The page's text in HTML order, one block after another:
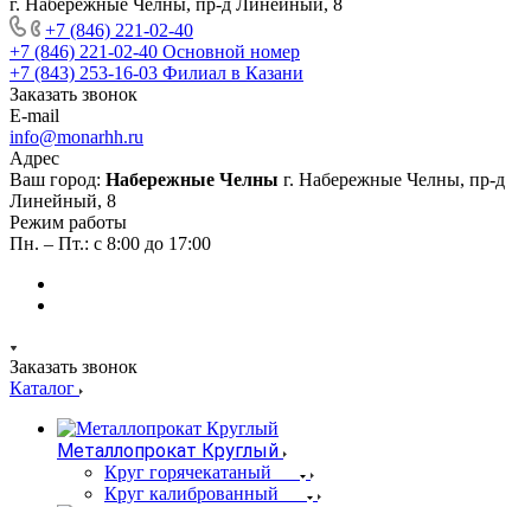
г. Набережные Челны, пр-д Линейный, 8
+7 (846) 221-02-40
+7 (846) 221-02-40 Основной номер
+7 (843) 253-16-03 Филиал в Казани
Заказать звонок
E-mail
info@monarhh.ru
Адрес
Ваш город: Набережные Челны г. Набережные Челны, пр-д
Линейный, 8
Режим работы
Пн. – Пт.: с 8:00 до 17:00
Заказать звонок
Каталог
Металлопрокат Круглый
Круг горячекатаный
Круг калиброванный